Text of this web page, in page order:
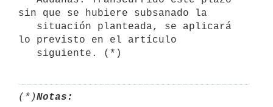
sin que se hubiere subsanado la
lo previsto en el artículo
(*)Notas: